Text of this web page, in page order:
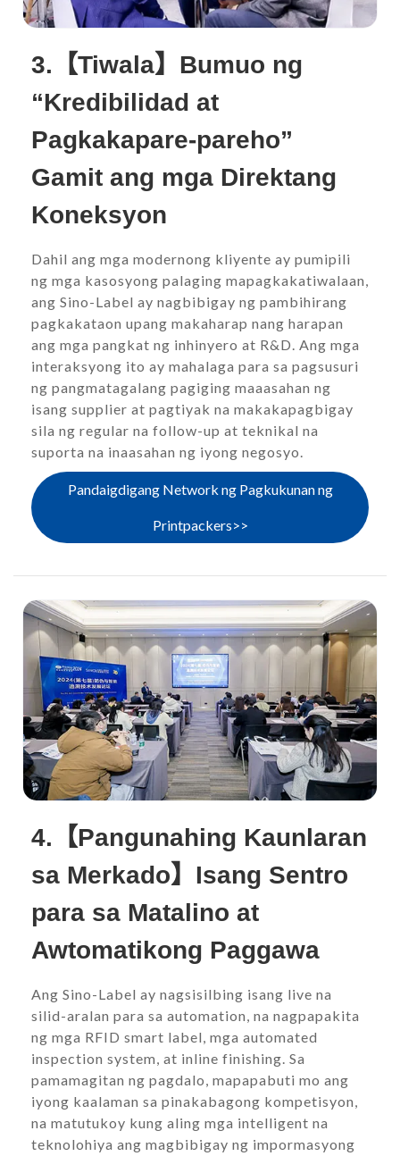
3.【Tiwala】Bumuo ng
“Kredibilidad at
Pagkakapare-pareho”
Gamit ang mga Direktang
Koneksyon
Dahil ang mga modernong kliyente ay pumipili
ng mga kasosyong palaging mapagkakatiwalaan,
ang Sino-Label ay nagbibigay ng pambihirang
pagkakataon upang makaharap nang harapan
ang mga pangkat ng inhinyero at R&D. Ang mga
interaksyong ito ay mahalaga para sa pagsusuri
ng pangmatagalang pagiging maaasahan ng
isang supplier at pagtiyak na makakapagbigay
sila ng regular na follow-up at teknikal na
suporta na inaasahan ng iyong negosyo.
Pandaigdigang Network ng Pagkukunan ng
Printpackers>>
4.【Pangunahing Kaunlaran
sa Merkado】Isang Sentro
para sa Matalino at
Awtomatikong Paggawa
Ang Sino-Label ay nagsisilbing isang live na
silid-aralan para sa automation, na nagpapakita
ng mga RFID smart label, mga automated
inspection system, at inline finishing. Sa
pamamagitan ng pagdalo, mapapabuti mo ang
iyong kaalaman sa pinakabagong kompetisyon,
na matutukoy kung aling mga intelligent na
teknolohiya ang magbibigay ng impormasyong